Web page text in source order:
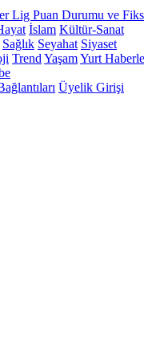
Lig Puan Durumu ve
İslam Kültür-Sanat
Sağlık Seyahat Siyaset
Trend YaşamYurt
Üyelik Girişi